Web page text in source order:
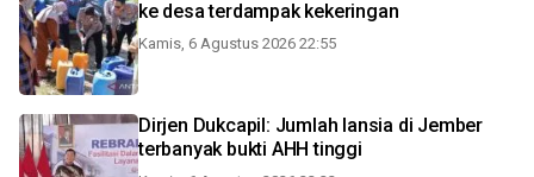
ke desa terdampak kekeringan
Kamis, 6 Agustus 2026 22:55
Dirjen Dukcapil: Jumlah lansia di Jember
terbanyak bukti AHH tinggi